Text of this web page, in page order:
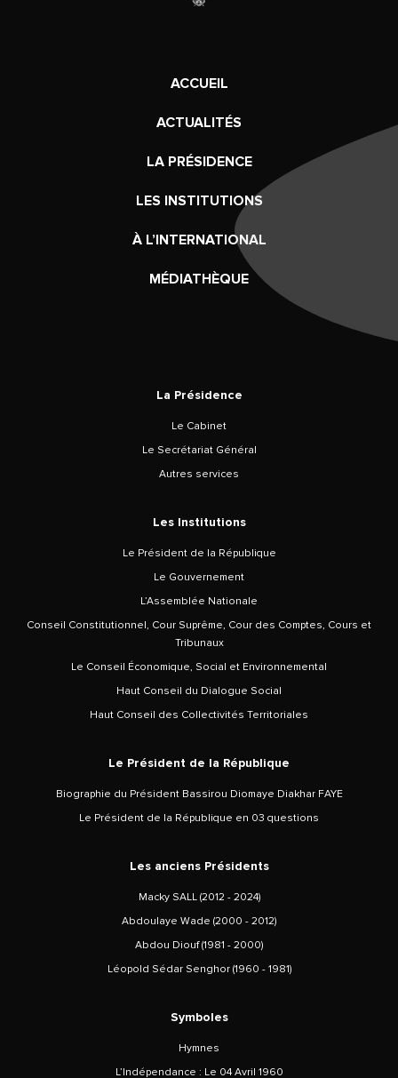
ACCUEIL
ACTUALITÉS
LA PRÉSIDENCE
LES INSTITUTIONS
À L’INTERNATIONAL
MÉDIATHÈQUE
La Présidence
Le Cabinet
Le Secrétariat Général
Autres services
Les Institutions
Le Président de la République
Le Gouvernement
L’Assemblée Nationale
Conseil Constitutionnel, Cour Suprême, Cour des Comptes, Cours et
Tribunaux
Le Conseil Économique, Social et Environnemental
Haut Conseil du Dialogue Social
Haut Conseil des Collectivités Territoriales
Le Président de la République
Biographie du Président Bassirou Diomaye Diakhar FAYE
Le Président de la République en 03 questions
Les anciens Présidents
Macky SALL (2012 - 2024)
Abdoulaye Wade (2000 - 2012)
Abdou Diouf (1981 - 2000)
Léopold Sédar Senghor (1960 - 1981)
Symboles
Hymnes
L’Indépendance : Le 04 Avril 1960